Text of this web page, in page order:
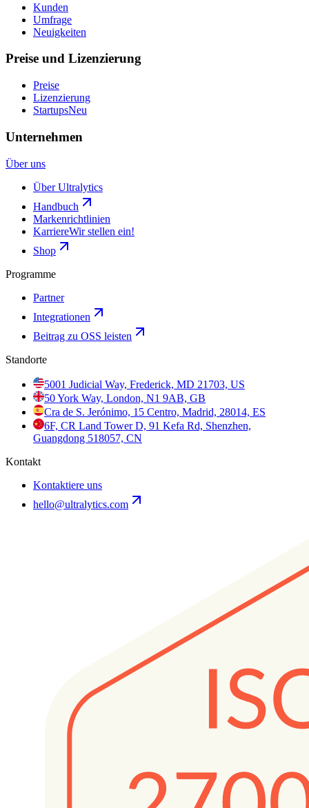
Kunden
Umfrage
Neuigkeiten
Preise und Lizenzierung
Preise
Lizenzierung
StartupsNeu
Unternehmen
Über uns
Über Ultralytics
Handbuch
Markenrichtlinien
KarriereWir stellen ein!
Shop
Programme
Partner
Integrationen
Beitrag zu OSS leisten
Standorte
5001 Judicial Way, Frederick, MD 21703, US
50 York Way, London, N1 9AB, GB
Cra de S. Jerónimo, 15 Centro, Madrid, 28014, ES
6F, CR Land Tower D, 91 Kefa Rd, Shenzhen,
Guangdong 518057, CN
Kontakt
Kontaktiere uns
hello@ultralytics.com